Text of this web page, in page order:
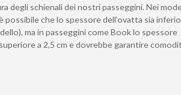
degli schienali dei nostri passeggini. Nei
possibile che lo spessore dell’ovatta sia
ma in passeggini come Book lo spessore
a 2,5 cm e dovrebbe garantire